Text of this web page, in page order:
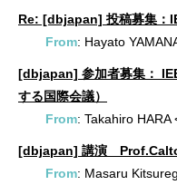
Re: [dbjapan] 投稿募集：
From: Hayato
[dbjapan] 参加者募集：
する国際会議）
From: Takahiro
[dbjapan] 講演
From: Masaru